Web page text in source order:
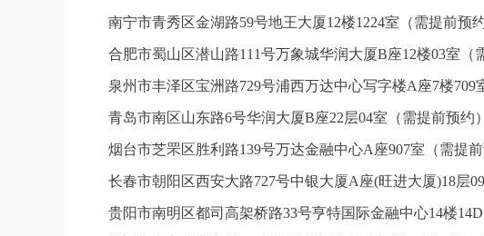
南宁市青秀区金湖路59号地王大厦12楼1224室（需提前预约
合肥市蜀山区潜山路111号万象城华润大厦B座12楼03室（
泉州市丰泽区宝洲路729号浦西万达中心写字楼A座7楼709
青岛市南区山东路6号华润大厦B座22层04室（需提前预约）
烟台市芝罘区胜利路139号万达金融中心A座907室（需提前
长春市朝阳区西安大路727号中银大厦A座(旺进大厦)18层
贵阳市南明区都司高架桥路33号亨特国际金融中心14楼14D